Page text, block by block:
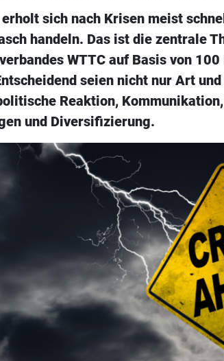
sich nach Krisen meist
handeln. Das ist die zentrale
WTTC auf Basis von
seien nicht nur Art
Reaktion,
und Diversifizierung.